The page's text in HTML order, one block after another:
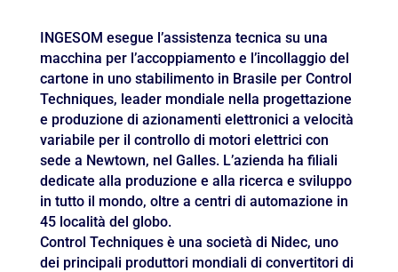
INGESOM esegue l’assistenza tecnica su una
macchina per l’accoppiamento e l’incollaggio del
cartone in uno stabilimento in Brasile per Control
Techniques, leader mondiale nella progettazione
e produzione di azionamenti elettronici a velocità
variabile per il controllo di motori elettrici con
sede a Newtown, nel Galles. L’azienda ha filiali
dedicate alla produzione e alla ricerca e sviluppo
in tutto il mondo, oltre a centri di automazione in
45 località del globo.
Control Techniques è una società di Nidec, uno
dei principali produttori mondiali di convertitori di